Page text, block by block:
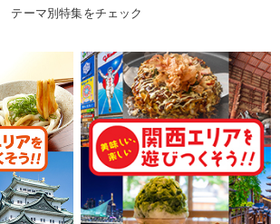
テーマ別特集をチェック